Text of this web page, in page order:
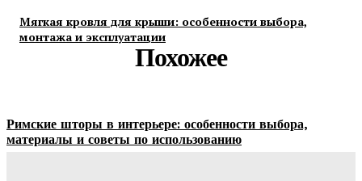
Мягкая кровля для крыши: особенности выбора,
монтажа и эксплуатации
Похожее
Римские шторы в интерьере: особенности выбора,
материалы и советы по использованию